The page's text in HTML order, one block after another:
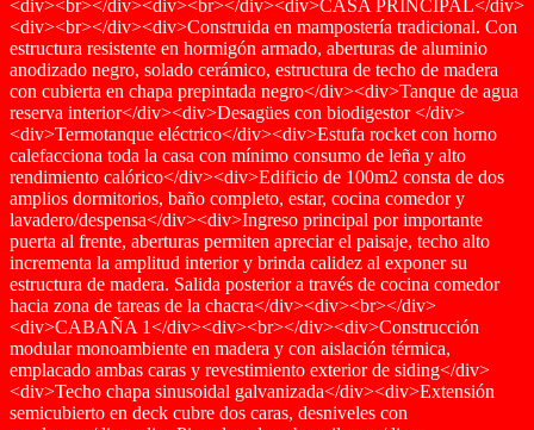
<div><br></div><div><br></div><div>CASA PRINCIPAL</div>
<div><br></div><div>Construida en mampostería tradicional. Con
estructura resistente en hormigón armado, aberturas de aluminio
anodizado negro, solado cerámico, estructura de techo de madera
con cubierta en chapa prepintada negro</div><div>Tanque de agua
reserva interior</div><div>Desagües con biodigestor </div>
<div>Termotanque eléctrico</div><div>Estufa rocket con horno
calefacciona toda la casa con mínimo consumo de leña y alto
rendimiento calórico</div><div>Edificio de 100m2 consta de dos
amplios dormitorios, baño completo, estar, cocina comedor y
lavadero/despensa</div><div>Ingreso principal por importante
puerta al frente, aberturas permiten apreciar el paisaje, techo alto
incrementa la amplitud interior y brinda calidez al exponer su
estructura de madera. Salida posterior a través de cocina comedor
hacia zona de tareas de la chacra</div><div><br></div>
<div>CABAÑA 1</div><div><br></div><div>Construcción
modular monoambiente en madera y con aislación térmica,
emplacado ambas caras y revestimiento exterior de siding</div>
<div>Techo chapa sinusoidal galvanizada</div><div>Extensión
semicubierto en deck cubre dos caras, desniveles con